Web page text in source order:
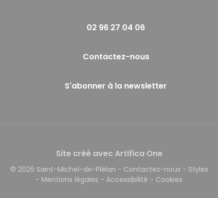
02 96 27 04 06
Contactez-nous
S'abonner à la newsletter
Site créé avec Artifica One
© 2026 Saint-Michel-de-Plélan - Contactez-nous - Styles
- Mentions légales - Accessibilité - Cookies